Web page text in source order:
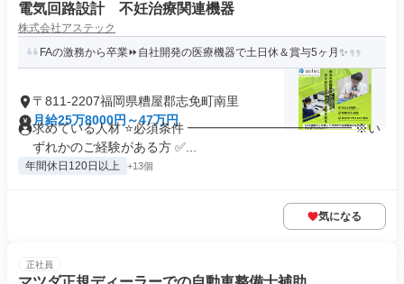
電気回路設計 不妊治療関連機器
株式会社アステック
FAの激務から卒業⏩自社開発の医療機器で土日休＆賞与5ヶ月✨
〒811-2207福岡県糟屋郡志免町南里
月給25万8000円～47万円
求めている人材 ⭐必須条件 ━━━━━━━━━━━━━ ※い
ずれかのご経験がある方 ✅...
年間休日120日以上 +13個
気になる
正社員